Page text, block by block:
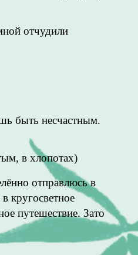
отчудили
быть несчастным.
в хлопотах)
отправлюсь в
кругосветное
путешествие. Зато